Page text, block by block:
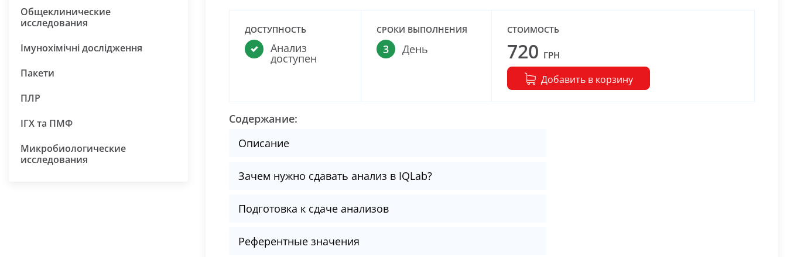
Общеклинические
исследования
Імунохімічні дослідження
Пакети
ПЛР
ІГХ та ПМФ
Микробиологические
исследования
ДОСТУПНОСТЬ
Анализ
доступен
СРОКИ ВЫПОЛНЕНИЯ
3 День
СТОИМОСТЬ
720 ГРН
Добавить в корзину
Содержание:
Описание
Зачем нужно сдавать анализ в IQLab?
Подготовка к сдаче анализов
Референтные значения